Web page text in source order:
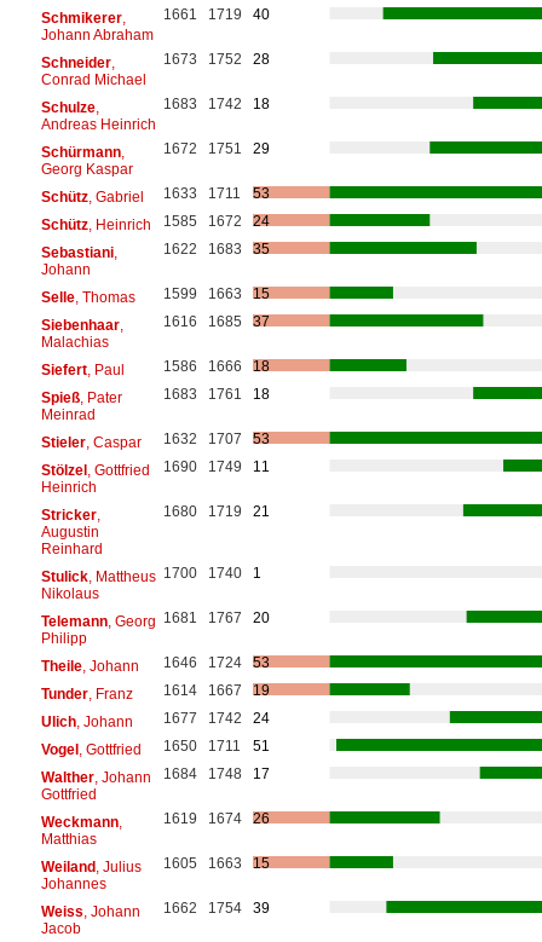
Schmikerer,
Johann Abraham
1661 1719 40
Schneider,
Conrad Michael
1673 1752 28
Schulze,
Andreas Heinrich
1683 1742 18
Schürmann,
Georg Kaspar
1672 1751 29
Schütz, Gabriel 1633 1711
53
Schütz, Heinrich 1585 1672
24
Sebastiani,
Johann
1622 1683 35
Selle, Thomas 1599 1663
15
Siebenhaar,
Malachias
1616 1685 37
Siefert, Paul 1586 1666
18
Spieß, Pater
Meinrad
1683 1761 18
Stieler, Caspar 1632 1707
53
Stölzel, Gottfried
Heinrich
1690 1749 11
Stricker,
Augustin
Reinhard
1680 1719 21
Stulick, Mattheus
Nikolaus
1700 1740 1
Telemann, Georg
Philipp
1681 1767 20
Theile, Johann 1646 1724
53
Tunder, Franz 1614 1667
19
Ulich, Johann 1677 1742
24
Vogel, Gottfried 1650 1711
51
Walther, Johann
Gottfried
1684 1748 17
Weckmann,
Matthias
1619 1674 26
Weiland, Julius
Johannes
1605 1663 15
Weiss , Johann
Jacob
1662 1754 39